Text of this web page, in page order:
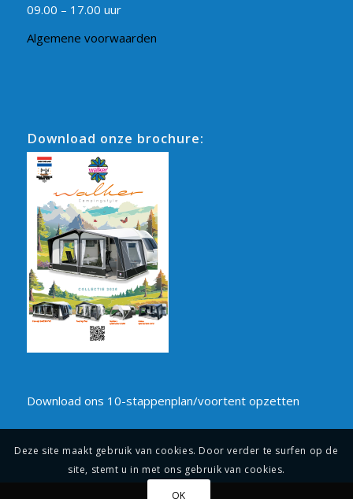
09.00 – 17.00 uur
Algemene voorwaarden
Download onze brochure:
Download ons 10-stappenplan/voortent opzetten
Deze site maakt gebruik van cookies. Door verder te surfen op de
site, stemt u in met ons gebruik van cookies.
OK